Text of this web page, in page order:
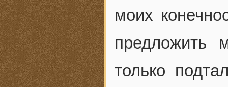
моих
предложить
только